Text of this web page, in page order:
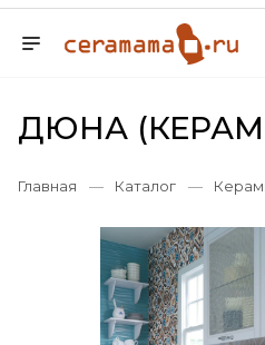
ДЮНА
Главная — Каталог —